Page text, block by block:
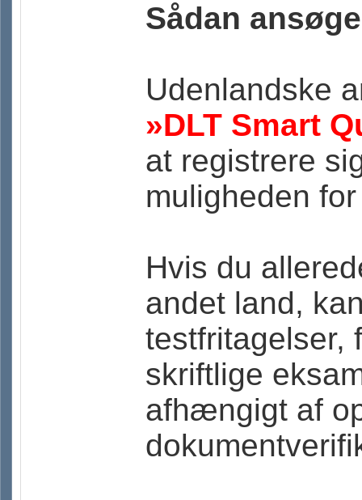
Sådan
Udenlandske
»DLT Smart
at registrere
muligheden
Hvis du
andet land,
testfritagelser,
skriftlige
afhængigt af